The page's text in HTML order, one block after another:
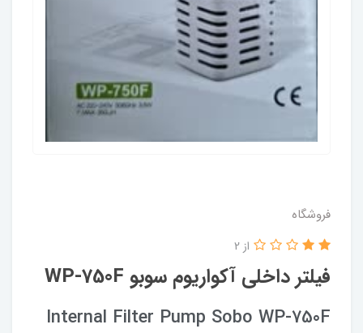
فروشگاه
فیلتر داخلی آکواریوم سوبو WP-750F
از 2
Internal Filter Pump Sobo WP-750F